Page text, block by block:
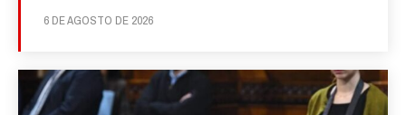
6 DE AGOSTO DE 2026